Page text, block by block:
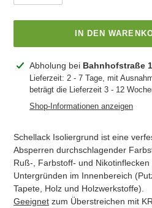
IN DEN
Produkt
Warenkorb
Abholung bei Bahnhofstraße
Lieferzeit: 2 - 7 Tage, mit
beträgt die Lieferzeit 3 - 12
Shop-Informationen anzeigen
Schellack Isoliergrund ist eine
Absperren durchschlagender
Ruß-, Farbstoff- und
Untergründen im Innenbereich
Tapete, Holz und Holzwerkstoffe).
Geeignet zum Überstreichen mit